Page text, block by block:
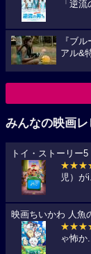
「逆流
『ブ
アル&
みんなの映画
トイ・ストーリー5
児）が
映画ちいかわ 人魚
ゃ怖か